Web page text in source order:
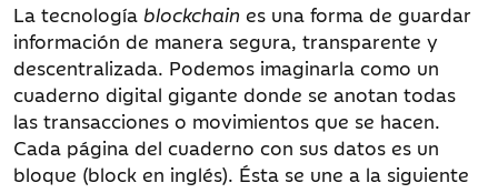
La tecnología blockchain es una forma de guardar
información de manera segura, transparente y
descentralizada. Podemos imaginarla como un
cuaderno digital gigante donde se anotan todas
las transacciones o movimientos que se hacen.
Cada página del cuaderno con sus datos es un
bloque (block en inglés). Ésta se une a la siguiente